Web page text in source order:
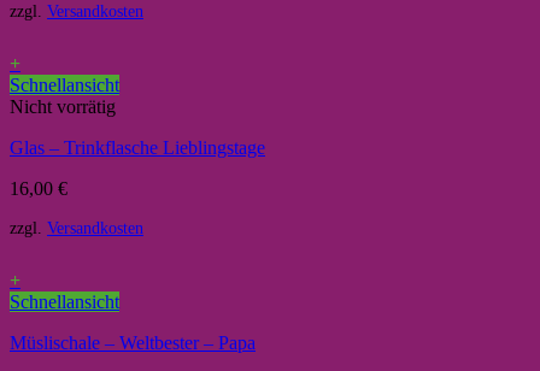
zzgl. Versandkosten
+
Schnellansicht
Nicht vorrätig
Glas – Trinkflasche Lieblingstage
16,00 €
zzgl. Versandkosten
+
Schnellansicht
Müslischale – Weltbester – Papa